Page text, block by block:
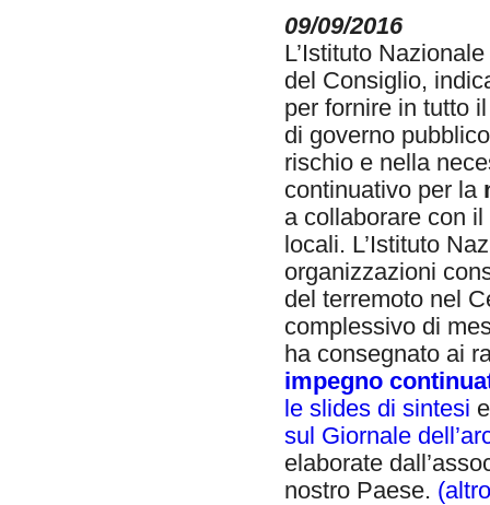
09/09/2016
L’Istituto
del Consiglio,
per fornire in tutto
di governo
rischio e nella
continuativo per la
a collaborare con
locali. L’Istituto
organizzazioni
del terremoto nel
complessivo di
ha consegnato ai
impegno
le slides di sintesi
sul Giornale
elaborate
nostro Paese.